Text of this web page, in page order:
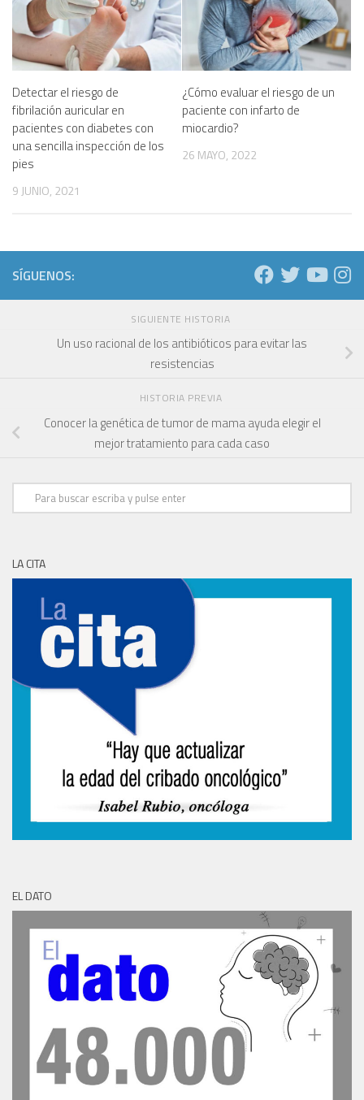
Detectar el riesgo de
fibrilación auricular en
pacientes con diabetes con
una sencilla inspección de los
pies
9 JUNIO, 2021
¿Cómo evaluar el riesgo de un
paciente con infarto de
miocardio?
26 MAYO, 2022
SÍGUENOS:
SIGUIENTE HISTORIA
Un uso racional de los antibióticos para evitar las
resistencias
HISTORIA PREVIA
Conocer la genética de tumor de mama ayuda elegir el
mejor tratamiento para cada caso
LA CITA
EL DATO